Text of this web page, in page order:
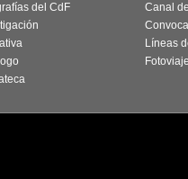
del CdF
Canal
Líneas